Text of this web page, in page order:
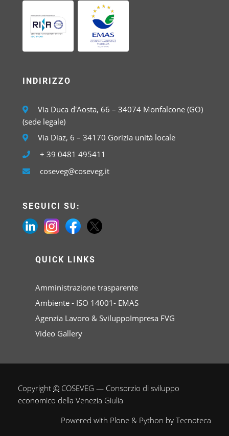
INDIRIZZO
Via Duca d'Aosta, 66 – 34074 Monfalcone (GO)
(sede legale)
Via Diaz, 6 – 34170 Gorizia unità locale
+ 39 0481 495411
coseveg@coseveg.it
SEGUICI SU:
QUICK LINKS
Amministrazione trasparente
Ambiente - ISO 14001- EMAS
Agenzia Lavoro & SviluppoImpresa FVG
Video Gallery
Copyright © COSEVEG — Consorzio di sviluppo
economico della Venezia Giulia
Powered with Plone & Python by Tecnoteca